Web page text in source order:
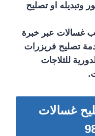
وتبديله او تصليح
غسالات عبر خبرة
تصليح فريزرات
للثلاجات
غسالات